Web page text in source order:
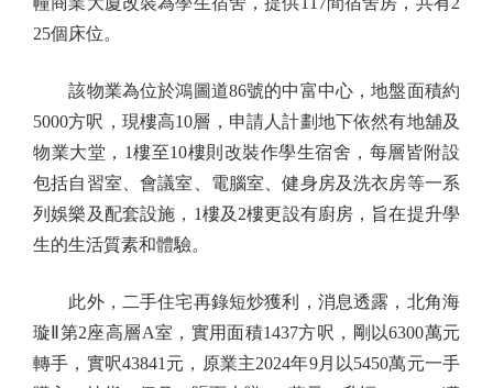
25個床位。
該物業為位於鴻圖道86號的中富中心，地盤面積約
5000方呎，現樓高10層，申請人計劃地下依然有地舖及
物業大堂，1樓至10樓則改裝作學生宿舍，每層皆附設
包括自習室、會議室、電腦室、健身房及洗衣房等一系
列娛樂及配套設施，1樓及2樓更設有廚房，旨在提升學
生的生活質素和體驗。
此外，二手住宅再錄短炒獲利，消息透露，北角海
璇Ⅱ第2座高層A室，實用面積1437方呎，剛以6300萬元
轉手，實呎43841元，原業主2024年9月以5450萬元一手